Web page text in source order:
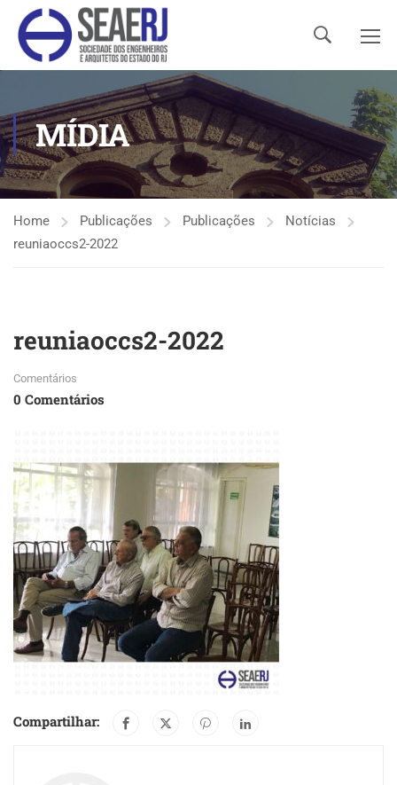
MÍDIA
Home Publicações Publicações
Notícias
reuniaoccs2-2022
reuniaoccs2-2022
Comentários
0 Comentários
Compartilhar: